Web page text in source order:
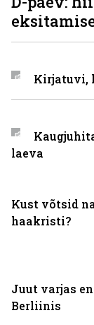
Kust võtsid
haakristi?
Juut varjas
Berliinis
Kirjatuvi,
laeva